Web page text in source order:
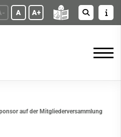
A A+
auf der Mitgliederversammlung